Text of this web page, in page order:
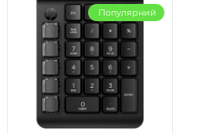
Популярний